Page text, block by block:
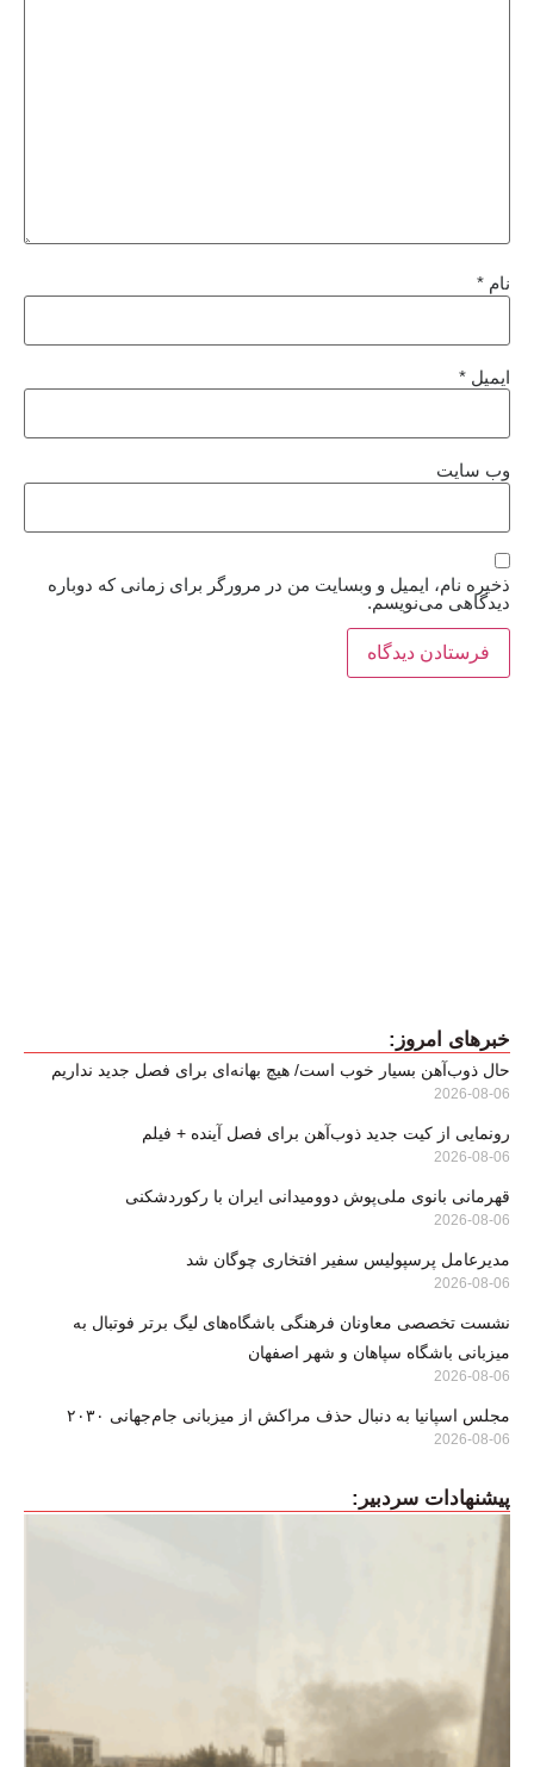
نام *
ایمیل *
وب‌ سایت
ذخیره نام، ایمیل و وبسایت من در مرورگر برای زمانی که دوباره
دیدگاهی می‌نویسم.
خبرهای امروز:
حال ذوب‌آهن بسیار خوب است/ هیچ بهانه‌ای برای فصل جدید نداریم
2026-08-06
رونمایی از کیت جدید ذوب‌آهن برای فصل آینده + فیلم
2026-08-06
قهرمانی بانوی ملی‌پوش دوومیدانی ایران با رکوردشکنی
2026-08-06
مدیرعامل پرسپولیس سفیر افتخاری چوگان شد
2026-08-06
نشست تخصصی معاونان فرهنگی باشگاه‌های لیگ برتر فوتبال به
میزبانی باشگاه سپاهان و شهر اصفهان
2026-08-06
مجلس اسپانیا به دنبال حذف مراکش از میزبانی جام‌جهانی ۲۰۳۰
2026-08-06
پیشنهادات سردبیر: